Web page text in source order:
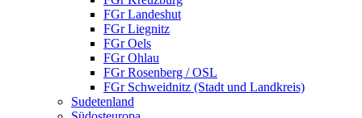
FGr Landeshut
FGr Liegnitz
FGr Oels
FGr Ohlau
FGr Rosenberg / OSL
FGr Schweidnitz (Stadt und Landkreis)
Sudetenland